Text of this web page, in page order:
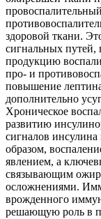
здоровой ткани.
сигнальных путей,
продукцию
про- и
повышение
дополнительно
Хроническое
развитию
сигналов
образом,
явлением, а
связывающим
осложнениями.
врожденного
решающую роль в